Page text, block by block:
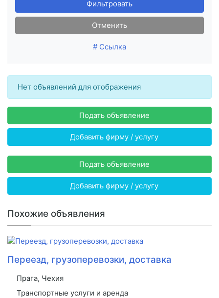
Фильтровать
Отменить
# Ссылка
Нет объявлений для отображения
Подать объявление
Добавить фирму / услугу
Подать объявление
Добавить фирму / услугу
Похожие объявления
Переезд, грузоперевозки, доставка
Прага, Чехия
Транспортные услуги и аренда